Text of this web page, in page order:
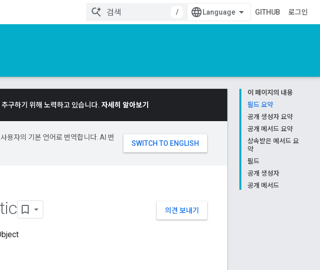
/
GITHUB 로그인
이 페이지의 내용
필드 요약
공개 생성자 요약
공개 메서드 요약
상속받은 메서드 요
약
필드
공개 생성자
공개 메서드
구하기 위해 노력하고 있습니다. 자세히 알아보기
용자의 기본 언어로 번역합니다. AI 번
의견 보내기